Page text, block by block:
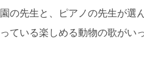
の先生と、ピアノの先生が選
ている楽しめる動物の歌がい